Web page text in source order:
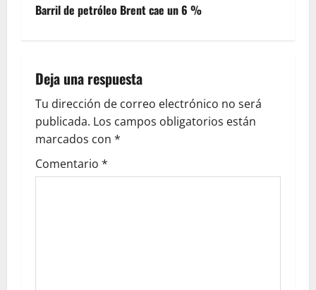
Barril de petróleo Brent cae un 6 %
Deja una respuesta
Tu dirección de correo electrónico no será
publicada. Los campos obligatorios están
marcados con *
Comentario *